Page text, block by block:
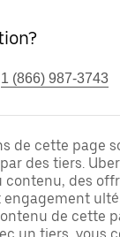
1 (866) 987-3743
de cette page
des tiers.
contenu, des
de cette